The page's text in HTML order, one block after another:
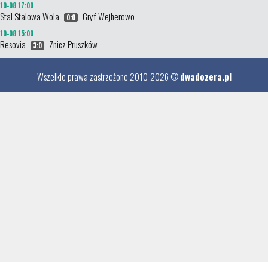
10-08 17:00
Stal Stalowa Wola 0:0 Gryf Wejherowo
10-08 15:00
Resovia 3:0 Znicz Pruszków
Wszelkie prawa zastrzeżone 2010-2026 ©dwadozera.pl